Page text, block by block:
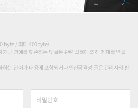
byte / 최대 400byte)
거나 명예를 훼손하는 댓글은 관련 법률에 의해 제재를 받을
하는 단어가 내용에 포함되거나 인신공격성 글은 관리자의 판